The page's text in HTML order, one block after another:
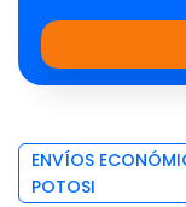
ENVÍOS
POTOSI